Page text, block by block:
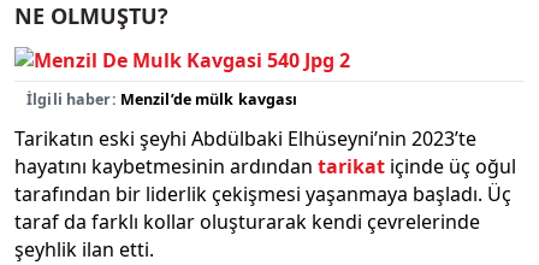
NE OLMUŞTU?
İlgili haber: Menzil’de mülk kavgası
Tarikatın eski şeyhi Abdülbaki Elhüseyni’nin 2023’te
hayatını kaybetmesinin ardından tarikat içinde üç oğul
tarafından bir liderlik çekişmesi yaşanmaya başladı. Üç
taraf da farklı kollar oluşturarak kendi çevrelerinde
şeyhlik ilan etti.